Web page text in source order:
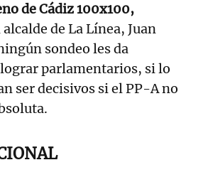
de Cádiz 100x100,
de La Línea, Juan
sondeo les da
parlamentarios, si lo
ser decisivos si el PP-A no